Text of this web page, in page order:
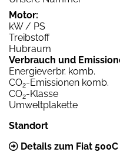
Motor:
kW / PS
Treibstoff
Hubraum
Verbrauch und
Energieverbr. komb.
CO2-Emissionen komb.
CO2-Klasse
Umweltplakette
Standort
Details zum Fiat